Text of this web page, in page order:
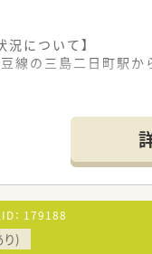
況について】
線の三島二日町駅か
剤師1名とパート薬
、静岡県富士市を中
でなく介護事業や訪
感謝と責任を大切に
： 179188
り)